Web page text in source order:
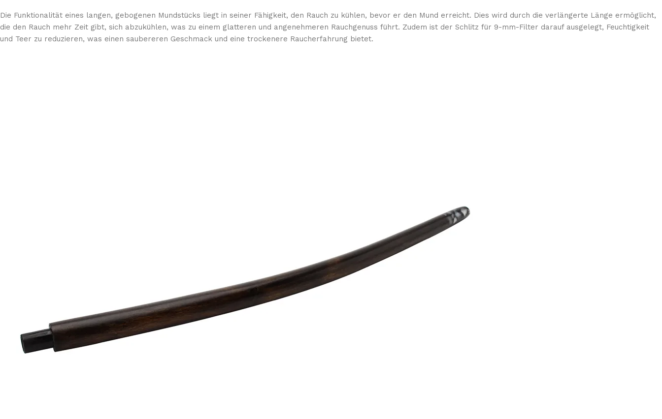
Die Funktionalität eines langen, gebogenen Mundstücks liegt in seiner Fähigkeit, den Rauch zu kühlen, bevor er den Mund erreicht. Dies wird durch die verlängerte Länge ermöglicht,
die den Rauch mehr Zeit gibt, sich abzukühlen, was zu einem glatteren und angenehmeren Rauchgenuss führt. Zudem ist der Schlitz für 9-mm-Filter darauf ausgelegt, Feuchtigkeit
und Teer zu reduzieren, was einen saubereren Geschmack und eine trockenere Raucherfahrung bietet.